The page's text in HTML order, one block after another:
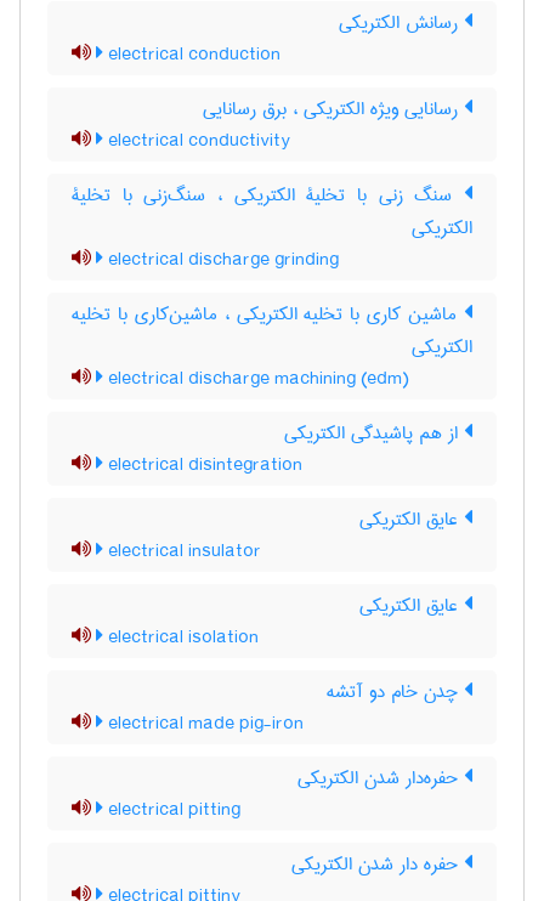
رسانش الکتریکی
electrical conduction
رسانایی ویژه الکتریکی ، برق رسانایی
electrical conductivity
سنگ زنی با تخلیۀ الکتریکی ، سنگ‌زنی با تخلیۀ
الکتریکی
electrical discharge grinding
ماشین کاری با تخلیه الکتریکی ، ماشین‌کاری با تخلیه
الکتریکی
electrical discharge machining (edm)
از هم پاشیدگی الکتریکی
electrical disintegration
عایق الکتریکی
electrical insulator
عایق الکتریکی
electrical isolation
چدن خام دو آتشه
electrical made pig-iron
حفره‌دار شدن الکتریکی
electrical pitting
حفره دار شدن الکتریکی